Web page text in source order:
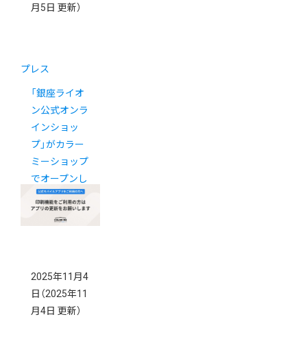
月5日 更新）
プレス
「銀座ライオ
ン公式オンラ
インショッ
プ」がカラー
ミーショップ
でオープンし
ました
2025年11月4
日 （2025年11
月4日 更新）